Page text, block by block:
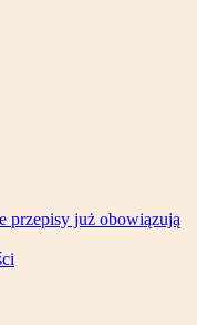
przepisy już obowiązują